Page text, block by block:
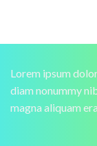
Lorem ipsum
diam nonummy
magna aliquam